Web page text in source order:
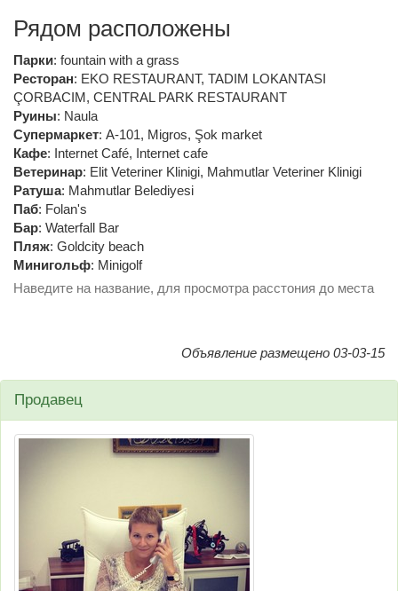
Рядом расположены
Парки: fountain with a grass
Ресторан: EKO RESTAURANT, TADIM LOKANTASI
ÇORBACIM, CENTRAL PARK RESTAURANT
Руины: Naula
Супермаркет: A-101, Migros, Şok market
Кафе: Internet Café, Internet cafe
Ветеринар: Elit Veteriner Klinigi, Mahmutlar Veteriner Klinigi
Ратуша: Mahmutlar Belediyesi
Паб: Folan's
Бар: Waterfall Bar
Пляж: Goldcity beach
Минигольф: Minigolf
Наведите на название, для просмотра расстония до места
Объявление размещено 03-03-15
Продавец